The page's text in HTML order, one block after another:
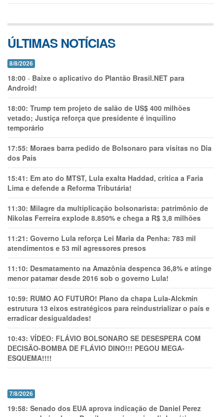
ÚLTIMAS NOTÍCIAS
8/8/2026
18:00 - Baixe o aplicativo do Plantão Brasil.NET para
Android!
18:00: Trump tem projeto de salão de US$ 400 milhões
vetado; Justiça reforça que presidente é inquilino
temporário
17:55: Moraes barra pedido de Bolsonaro para visitas no Dia
dos Pais
15:41: Em ato do MTST, Lula exalta Haddad, critica a Faria
Lima e defende a Reforma Tributária!
11:30: Milagre da multiplicação bolsonarista: patrimônio de
Nikolas Ferreira explode 8.850% e chega a R$ 3,8 milhões
11:21: Governo Lula reforça Lei Maria da Penha: 783 mil
atendimentos e 53 mil agressores presos
11:10: Desmatamento na Amazônia despenca 36,8% e atinge
menor patamar desde 2016 sob o governo Lula!
10:59: RUMO AO FUTURO! Plano da chapa Lula-Alckmin
estrutura 13 eixos estratégicos para reindustrializar o país e
erradicar desigualdades!
10:43: VÍDEO: FLÁVIO BOLSONARO SE DESESPERA COM
DECISÃO-BOMBA DE FLÁVIO DINO!!! PEGOU MEGA-
ESQUEMA!!!!
7/8/2026
19:58: Senado dos EUA aprova indicação de Daniel Perez